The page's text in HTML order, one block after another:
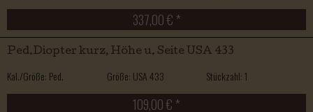
337,00 € *
Ped.Diopter kurz, Höhe u. Seite USA 433
Kal./Größe: Ped. Größe: USA 433 Stückzahl: 1
109,00 € *